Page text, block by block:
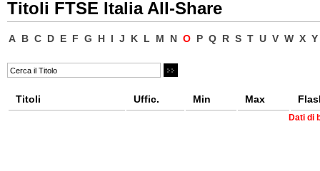
Titoli FTSE Italia All-Share
A B C D E F G H I J K L M N O P Q R S T U V W X Y
Titoli Uffic. Min Max
Dati di